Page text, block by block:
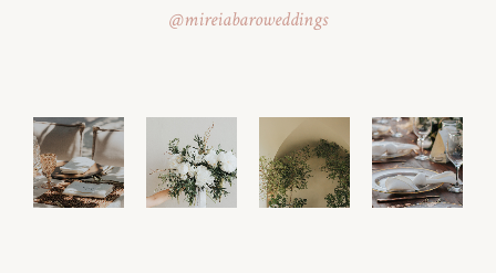
@mireiabaroweddings